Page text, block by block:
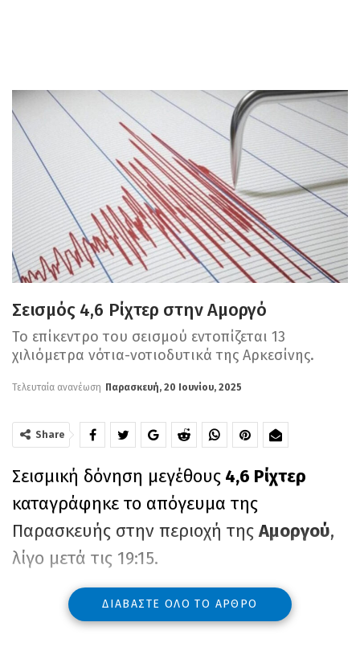
Σεισμός 4,6 Ρίχτερ στην Αμοργό
Το επίκεντρο του σεισμού εντοπίζεται 13
χιλιόμετρα νότια-νοτιοδυτικά της Αρκεσίνης.
Τελευταία ανανέωση Παρασκευή, 20 Ιουνίου, 2025
Share
Σεισμική δόνηση μεγέθους 4,6 Ρίχτερ
καταγράφηκε το απόγευμα της
Παρασκευής στην περιοχή τηςΑμοργού,
λίγο μετά τις 19:15.
ΔΙΑΒΆΣΤΕ ΌΛΟ ΤΟ ΆΡΘΡΟ